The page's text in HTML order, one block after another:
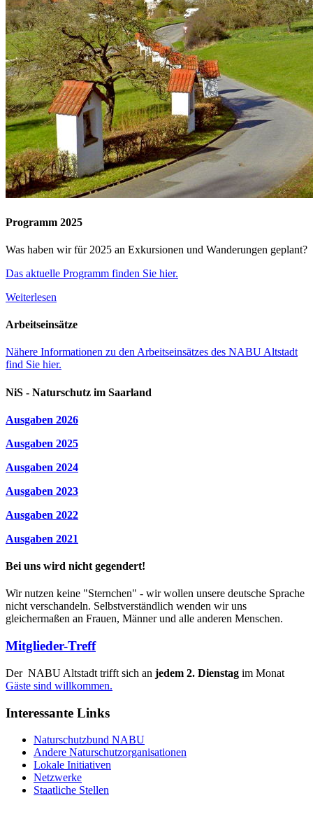
Programm 2025
Was haben wir für 2025 an Exkursionen und Wanderungen geplant?
Das aktuelle Programm finden Sie hier.
Weiterlesen
Arbeitseinsätze
Nähere Informationen zu den Arbeitseinsätzes des NABU Altstadt
find Sie hier.
NiS - Naturschutz im Saarland
Ausgaben 2026
Ausgaben 2025
Ausgaben 2024
Ausgaben 2023
Ausgaben 2022
Ausgaben 2021
Bei uns wird nicht gegendert!
Wir nutzen keine "Sternchen" - wir wollen unsere deutsche Sprache
nicht verschandeln. Selbstverständlich wenden wir uns
gleichermaßen an Frauen, Männer und alle anderen Menschen.
Mitglieder-Treff
Der NABU Altstadt trifft sich an jedem 2. Dienstag im Monat
Gäste sind willkommen.
Interessante Links
Naturschutzbund NABU
Andere Naturschutzorganisationen
Lokale Initiativen
Netzwerke
Staatliche Stellen